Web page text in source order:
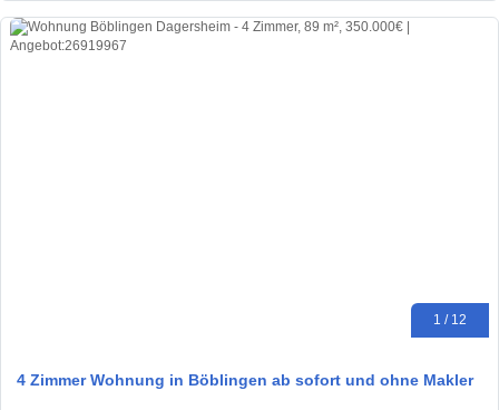
1 / 12
4 Zimmer Wohnung in Böblingen ab sofort und ohne Makler